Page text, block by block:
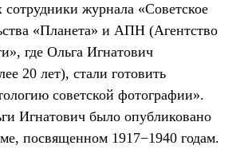
сотрудники журнала «Советское
«Планета» и АПН (Агентство
где Ольга Игнатович
20 лет), стали готовить
советской фотографии».
Игнатович было опубликовано
посвященном 1917−1940 годам.